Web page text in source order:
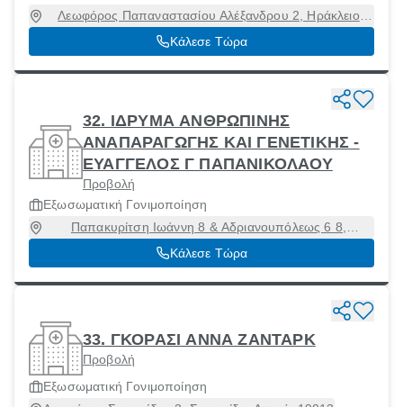
Λεωφόρος Παπαναστασίου Αλέξανδρου 2, Ηράκλειο
[Δήμος], Ηράκλειο, 71306
Κάλεσε Τώρα
32. ΙΔΡΥΜΑ ΑΝΘΡΩΠΙΝΗΣ
ΑΝΑΠΑΡΑΓΩΓΗΣ ΚΑΙ ΓΕΝΕΤΙΚΗΣ -
ΕΥΑΓΓΕΛΟΣ Γ ΠΑΠΑΝΙΚΟΛΑΟΥ
Προβολή
Εξωσωματική Γονιμοποίηση
Παπακυρίτση Ιωάννη 8 & Αδριανουπόλεως 6 8,
Καλαμαριά, Θεσσαλονίκη, 55133
Κάλεσε Τώρα
33. ΓΚΟΡΑΣΙ ΑΝΝΑ ΖΑΝΤΑΡΚ
Προβολή
Εξωσωματική Γονιμοποίηση